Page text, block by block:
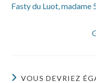
articles
Fasty du Luot, madame
VOUS DEVRIEZ